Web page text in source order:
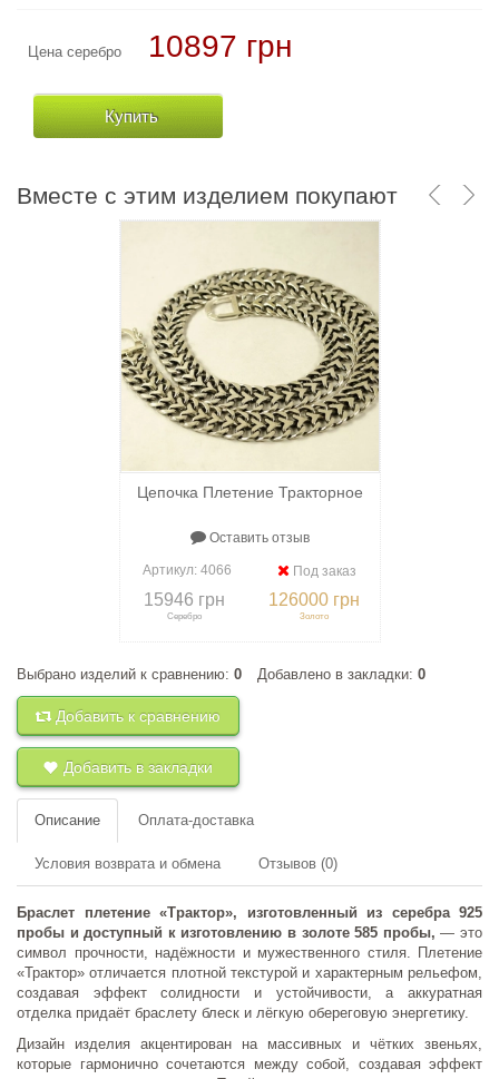
Цена серебро 10897 грн
Купить
126000 грн
Вместе с этим изделием покупают
Цепочка Плетение Тракторное
Оставить отзыв
Артикул: 4066 Под заказ
15946 грн
Серебро
126000 грн
Золото
+к сравнению
Выбрано изделий к сравнению: 0 Добавлено в закладки: 0
Добавить к сравнению
Добавить в закладки
Описание Оплата-доставка
Условия возврата и обмена Отзывов (0)
Браслет плетение «Трактор», изготовленный из серебра 925
пробы и доступный к изготовлению в золоте 585 пробы, — это
символ прочности, надёжности и мужественного стиля. Плетение
«Трактор» отличается плотной текстурой и характерным рельефом,
создавая эффект солидности и устойчивости, а аккуратная
отделка придаёт браслету блеск и лёгкую обереговую энергетику.
Дизайн изделия акцентирован на массивных и чётких звеньях,
которые гармонично сочетаются между собой, создавая эффект